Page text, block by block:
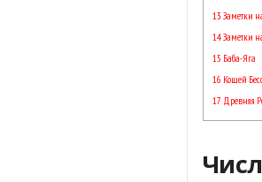
13Заметки
14Заметки
15 Баба-Яга
16 Кощей
17 Древняя